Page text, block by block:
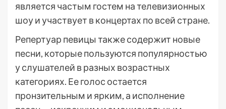
является частым гостем на телевизионных
шоу и участвует в концертах по всей стране.
Репертуар певицы также содержит новые
песни, которые пользуются популярностью
у слушателей в разных возрастных
категориях. Ее голос остается
пронзительным и ярким, а исполнение